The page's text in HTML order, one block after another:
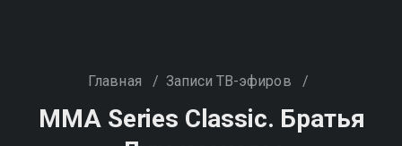
Главная / Записи ТВ-эфиров /
MMA Series Classic. Братья